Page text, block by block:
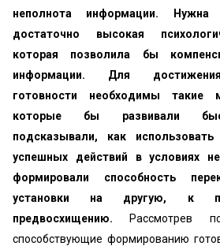
неполнота информации. Нужна
достаточно высокая
которая позволила бы
информации. Для достижения
готовности необходимы такие
которые бы развивали
подсказывали, как
успешных действий в условиях
формировали способность
установки на другую, к
предвосхищению. Рассмотрев
способствующие формированию